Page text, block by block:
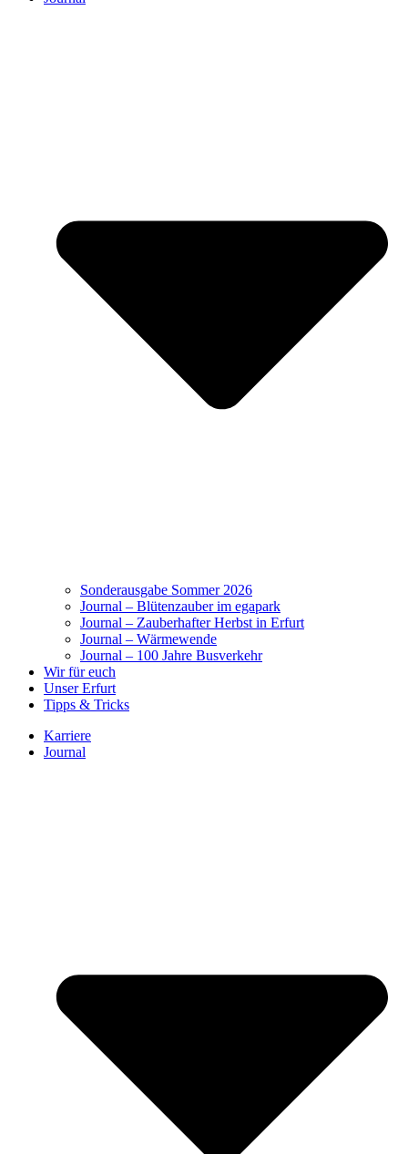
Sonderausgabe Sommer 2026
Journal – Blütenzauber im egapark
Journal – Zauberhafter Herbst in Erfurt
Journal – Wärmewende
Journal – 100 Jahre Busverkehr
Wir für euch
Unser Erfurt
Tipps & Tricks
Karriere
Journal